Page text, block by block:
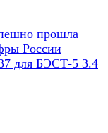
прошла
России
для БЭСТ-5 3.4